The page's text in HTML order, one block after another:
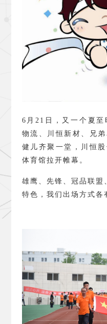
6 月 21 日，又一个夏
物流、川恒新材、兄
健儿齐聚一堂，川恒
体育馆拉开帷幕。
雄鹰、先锋、冠品联
特色，我们出场方式各